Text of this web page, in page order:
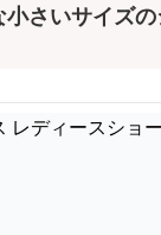
さいサイズ